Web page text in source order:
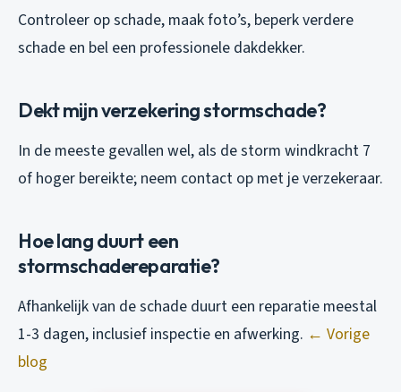
Controleer op schade, maak foto’s, beperk verdere
schade en bel een professionele dakdekker.
Dekt mijn verzekering stormschade?
In de meeste gevallen wel, als de storm windkracht 7
of hoger bereikte; neem contact op met je verzekeraar.
Hoe lang duurt een
stormschadereparatie?
Afhankelijk van de schade duurt een reparatie meestal
1-3 dagen, inclusief inspectie en afwerking. ← Vorige
blog